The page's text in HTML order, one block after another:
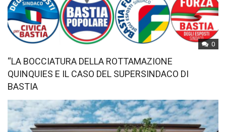
0
“LA BOCCIATURA DELLA ROTTAMAZIONE
QUINQUIES E IL CASO DEL SUPERSINDACO DI
BASTIA